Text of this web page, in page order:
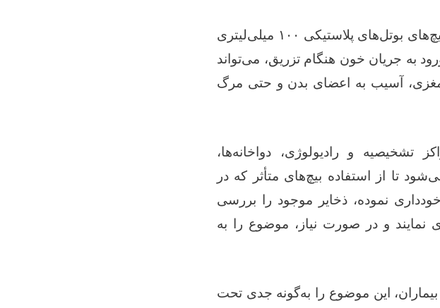
بوتل‌های پلاستیکی ۱۰۰ میلی‌لیتری
به جریان خون هنگام تزریق، می‌تواند
آسیب به اعضای بدن و حتی مرگ
تشخیصیه و رادیولوژی، دواخانه‌ها،
تا از استفاده بیچ‌های متأثر که در
نموده، ذخایر موجود را بررسی
نمایند و در صورت نیاز، موضوع را به
این موضوع را به‌گونه جدی تحت